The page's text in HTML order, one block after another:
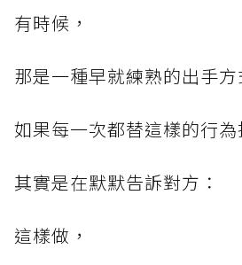
有時候，
那是一種早就練熟的出手方
如果每一次都替這樣的行為
其實是在默默告訴對方：
這樣做，